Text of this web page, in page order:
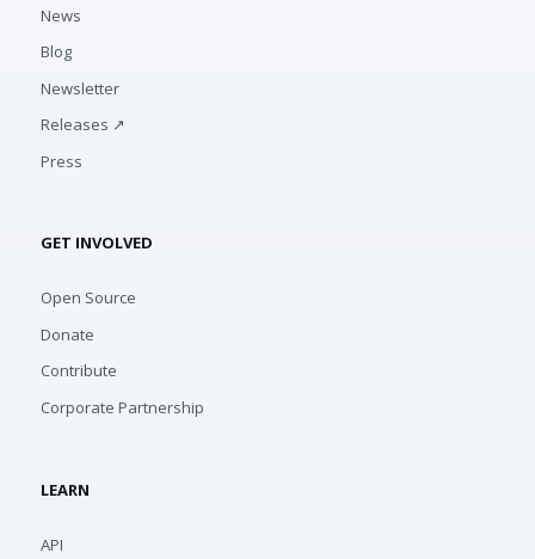
News
Blog
Newsletter
Releases ↗
Press
GET INVOLVED
Open Source
Donate
Contribute
Corporate Partnership
LEARN
API